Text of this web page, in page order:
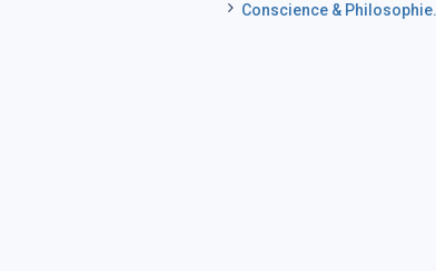
Conscience & Philosophie.